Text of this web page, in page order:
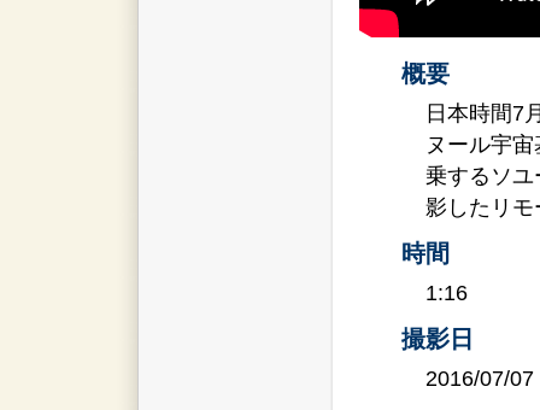
概要
日本時間7
ヌール宇
乗するソ
影したリ
時間
1:16
撮影日
2016/07/07